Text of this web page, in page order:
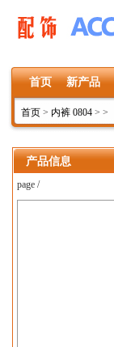
首页 新产品
首页 > 内裤 0804 > >
产品信息
page /